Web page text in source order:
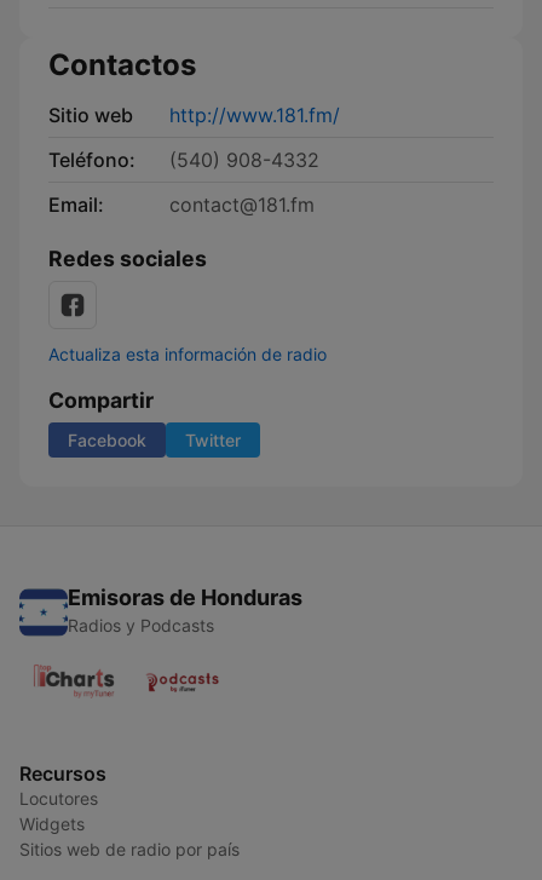
Contactos
Sitio web
http://www.181.fm/
Teléfono:
(540) 908-4332
Email:
contact@181.fm
Redes sociales
Actualiza esta información de radio
Compartir
Facebook Twitter
Emisoras de Honduras
Radios y Podcasts
Recursos
Locutores
Widgets
Sitios web de radio por país